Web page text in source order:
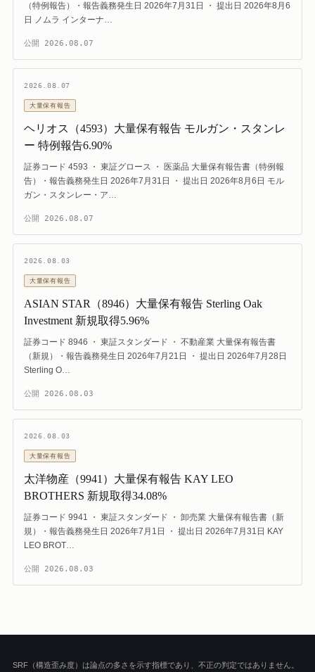
（特例報告）・報告義務発生日 2026年7月31日 ・ 提出日 2026年8月6
日 ノムラ インターナ…
公開 2026.08.07
2026.08.07
大量保有報告
ヘリオス（4593）大量保有報告 モルガン・スタンレ
ー 特例報告6.90%
証券コード 4593 ・ 東証グロース ・ 医薬品 大量保有報告書（特例報
告）・報告義務発生日 2026年7月31日 ・ 提出日 2026年8月6日 モル
ガン・スタンレー・ア…
公開 2026.08.07
2026.08.03
大量保有報告
ASIAN STAR（8946）大量保有報告 Sterling Oak
Investment 新規取得5.96%
証券コード 8946 ・ 東証スタンダード ・ 不動産業 大量保有報告書
（新規）・報告義務発生日 2026年7月21日 ・ 提出日 2026年7月28日
Sterling O…
公開 2026.08.03
2026.08.03
大量保有報告
太洋物産（9941）大量保有報告 KAY LEO
BROTHERS 新規取得34.08%
証券コード 9941 ・ 東証スタンダード ・ 卸売業 大量保有報告書（新
規）・報告義務発生日 2026年7月1日 ・ 提出日 2026年7月31日 KAY
LEO BROT…
公開 2026.08.03
SRF（構造歪み度）は論点の多さを示す指標であり、不正の判定ではありません。